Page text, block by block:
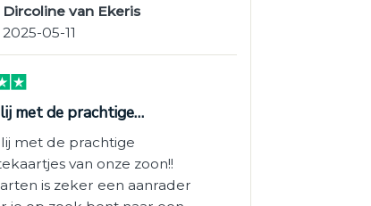
Dircoline van Ekeris
2025-05-11
met de prachtige…
met de prachtige
van onze zoon!!
is zeker een aanrader